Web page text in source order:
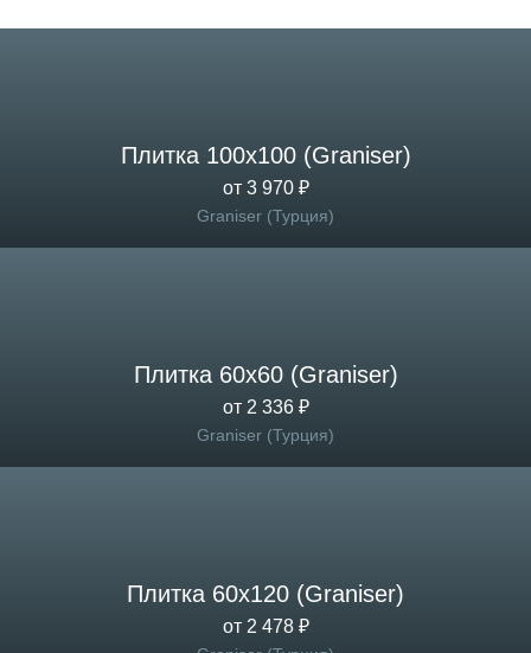
Плитка 100x100 (Graniser)
от 3 970 ₽
Graniser (Турция)
Плитка 60x60 (Graniser)
от 2 336 ₽
Graniser (Турция)
Плитка 60x120 (Graniser)
от 2 478 ₽